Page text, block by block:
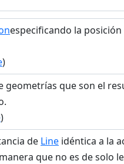
especificando la
)
geometrías que son el
)
de Line idéntica a la
que no es de solo